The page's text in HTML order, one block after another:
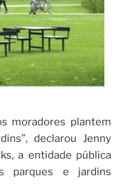
moradores plantem
declarou Jenny
a entidade pública
parques e jardins